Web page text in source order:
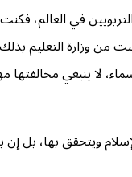
في العالم، فكنت
من وزارة التعليم
لا ينبغي
ويتحقق بها، بل